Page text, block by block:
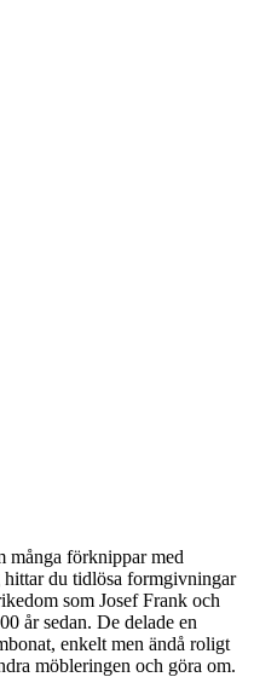
många förknippar med
du tidlösa formgivningar
som Josef Frank och
år sedan. De delade en
enkelt men ändå roligt
möbleringen och göra om.